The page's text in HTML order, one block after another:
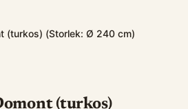
(turkos) (Storlek: Ø 240 cm)
(turkos)